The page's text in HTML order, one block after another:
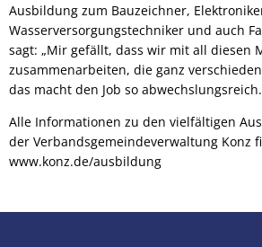
Ausbildung zum Bauzeichner,
Wasserversorgungstechniker und auch
sagt: „Mir gefällt, dass wir mit all diesen
zusammenarbeiten, die ganz
das macht den Job so
Alle Informationen zu den vielfältigen
der Verbandsgemeindeverwaltung Konz
www.konz.de/ausbildung